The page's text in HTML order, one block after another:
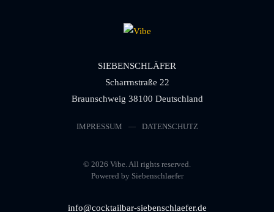
SIEBENSCHLÄFER
Scharrnstraße 22
Braunschweig 38100 Deutschland
IMPRESSUM DATENSCHUTZ
© 2026 Vibe. All rights reserved.
Powered by Siebenschlaefer
info@cocktailbar-siebenschlaefer.de